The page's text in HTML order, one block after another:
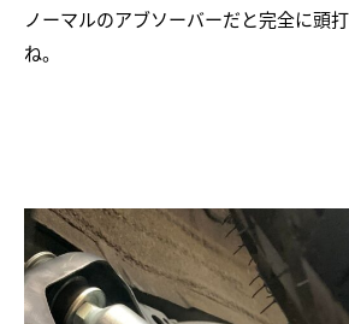
ノーマルのアブソーバーだと完全に頭
ね。